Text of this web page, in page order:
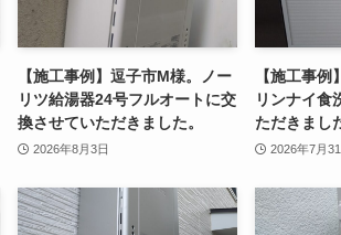
【施工事例】逗子市M様。ノー
リツ給湯器24号フルオートに交
換させていただきました。
2026年8月3日
【施工事
リンナイ食
ただきまし
2026年7月